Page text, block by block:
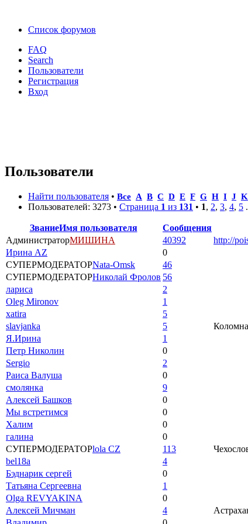
Список форумов
FAQ
Search
Пользователи
Регистрация
Вход
Пользователи
Найти пользователя • Все A B C D E F G H I J K
Пользователей: 3273 • Страница 1 из 131 • 1, 2, 3, 4, 5
ЗваниеИмя пользователя Сообщения
АдминистраторМИШИНА 40392 http://
Ирина AZ
0
СУПЕРМОДЕРАТОРNata-Omsk 46
СУПЕРМОДЕРАТОРНиколай Фролов 56
лариса
2
Oleg Mironov
1
xatira
5
slavjanka
5
Я.Ирина
1
Петр Николин
0
Sergio
2
Раиса Валуша
0
смолянка
9
Алексей Башков
0
Мы встретимся
0
Халим
0
галина
0
СУПЕРМОДЕРАТОРlola CZ 113
bel18a
4
Бэднарик сергей
0
Татьяна Сергеевна
1
Olga REVYAKINA
0
Алексей Мичман
4